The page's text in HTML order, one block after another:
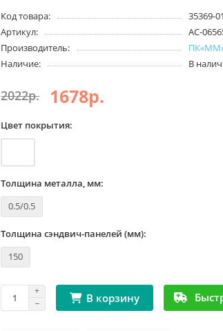
Код товара:
35369-01
Артикул:
AC-
Производитель:
Наличие:
В
2022р. 1678р.
Цвет покрытия:
Толщина металла, мм:
0.5/0.5
Толщина сэндвич-панелей (мм):
150
В корзину